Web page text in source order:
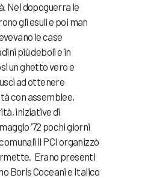
Nel dopoguerra le
gli esuli e poi man
le case
più deboli e in
un ghetto vero e
ad ottenere
con assemblee,
iniziative di
‘72 pochi giorni
il PCI organizzò
Erano presenti
Boris Coceani e Italico